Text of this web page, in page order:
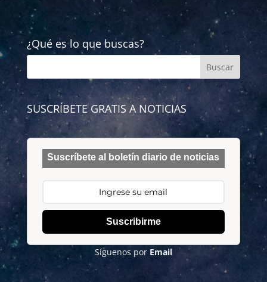
¿Qué es lo que buscas?
SUSCRÍBETE GRATIS A NOTICIAS
Suscríbete al boletín diario de noticias
Suscribirme
Síguenos por Email